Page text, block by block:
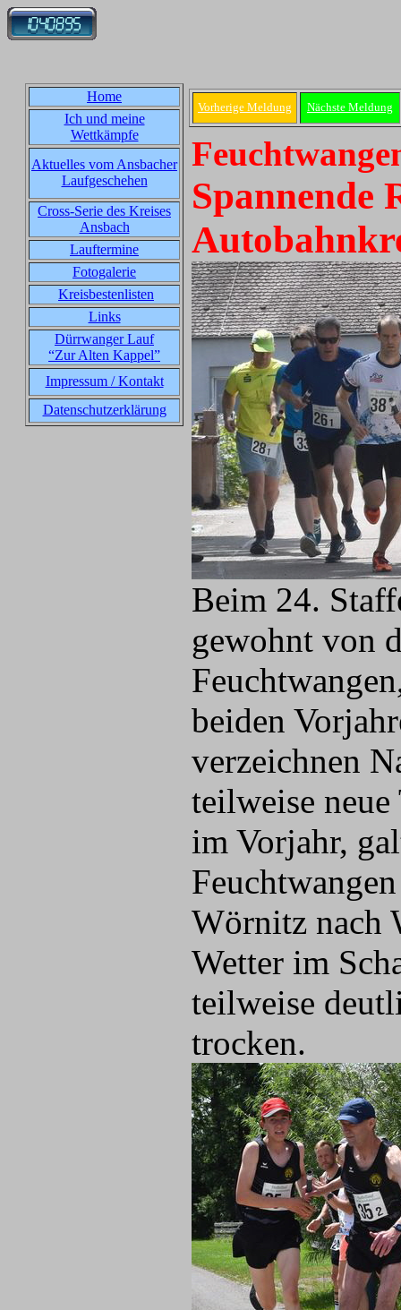
Home
Ich und meine
Wettkämpfe
Aktuelles vom Ansbacher
Laufgeschehen
Cross-Serie des Kreises
Ansbach
Lauftermine
Fotogalerie
Kreisbestenlisten
Links
Dürrwanger Lauf
“Zur Alten Kappel”
Impressum / Kontakt
Datenschutzerklärung
Vorherige Meldung Nächste Meldung
Spannende
Beim 24.
gewohnt von
beiden
verzeichnen
teilweise
im Vorjahr,
Wörnitz nach
Wetter im
teilweise
trocken.